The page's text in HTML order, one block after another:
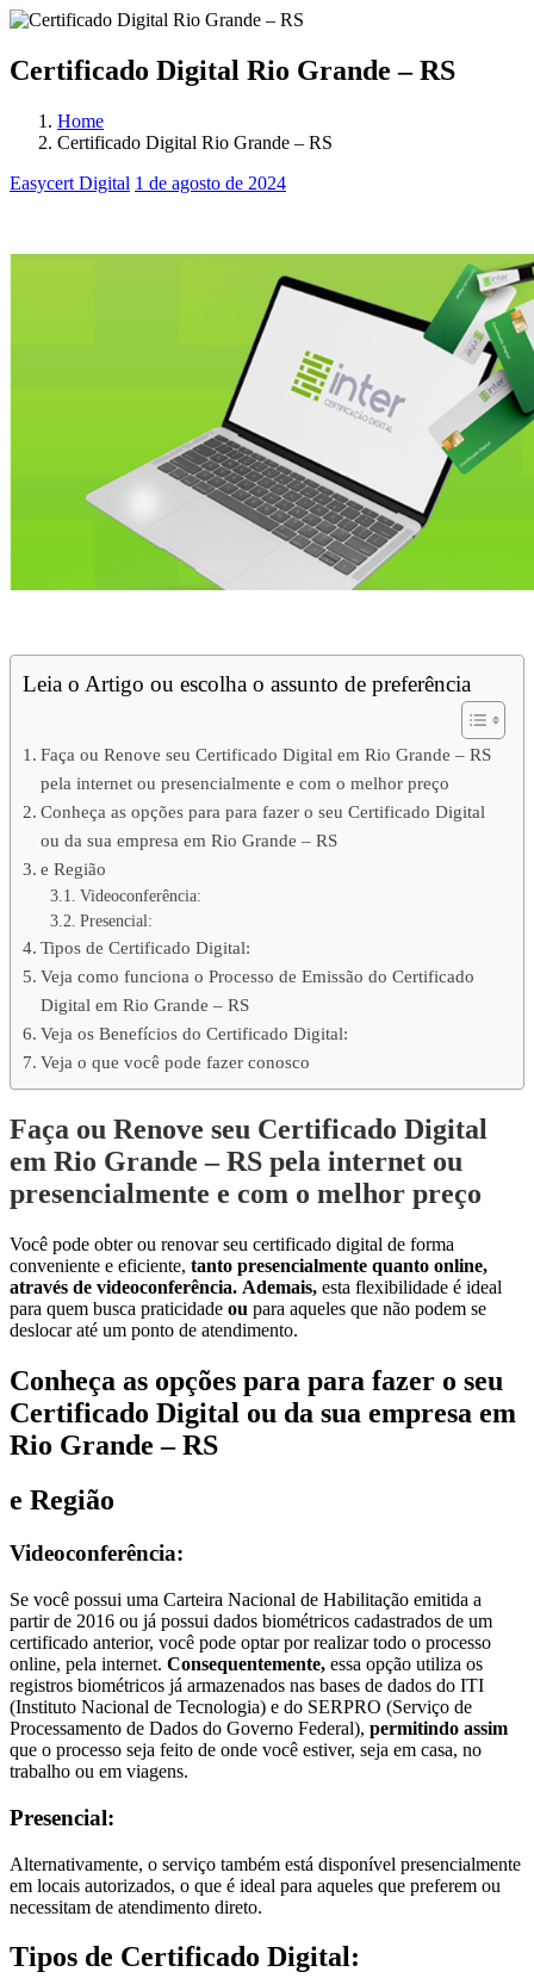
Certificado Digital Rio Grande – RS
Home
Certificado Digital Rio Grande – RS
Easycert Digital 1 de agosto de 2024
Leia o Artigo ou escolha o assunto de preferência
Faça ou Renove seu Certificado Digital em Rio Grande – RS
pela internet ou presencialmente e com o melhor preço
Conheça as opções para para fazer o seu Certificado Digital
ou da sua empresa em Rio Grande – RS
e Região
Videoconferência:
Presencial:
Tipos de Certificado Digital:
Veja como funciona o Processo de Emissão do Certificado
Digital em Rio Grande – RS
Veja os Benefícios do Certificado Digital:
Veja o que você pode fazer conosco
Faça ou Renove seu Certificado Digital
em Rio Grande – RS pela internet ou
presencialmente e com o melhor preço
Você pode obter ou renovar seu certificado digital de forma
conveniente e eficiente, tanto presencialmente quanto online,
através de videoconferência. Ademais, esta flexibilidade é ideal
para quem busca praticidade ou para aqueles que não podem se
deslocar até um ponto de atendimento.
Conheça as opções para para fazer o seu
Certificado Digital ou da sua empresa em
Rio Grande – RS
e Região
Videoconferência:
Se você possui uma Carteira Nacional de Habilitação emitida a
partir de 2016 ou já possui dados biométricos cadastrados de um
certificado anterior, você pode optar por realizar todo o processo
online, pela internet. Consequentemente, essa opção utiliza os
registros biométricos já armazenados nas bases de dados do ITI
(Instituto Nacional de Tecnologia) e do SERPRO (Serviço de
Processamento de Dados do Governo Federal), permitindo assim
que o processo seja feito de onde você estiver, seja em casa, no
trabalho ou em viagens.
Presencial:
Alternativamente, o serviço também está disponível presencialmente
em locais autorizados, o que é ideal para aqueles que preferem ou
necessitam de atendimento direto.
Tipos de Certificado Digital: